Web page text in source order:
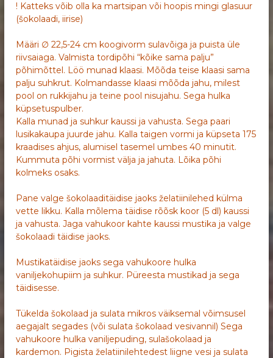
! Katteks võib olla ka martsipan või hoopis mingi glasuur
(šokolaadi, iirise)
Määri ∅ 22,5-24 cm koogivorm sulavõiga ja puista üle
riivsaiaga. Valmista tordipõhi “kõike sama palju”
põhimõttel. Löö munad klaasi. Mõõda teise klaasi sama
palju suhkrut. Kolmandasse klaasi mõõda jahu, milest
pool on rukkijahu ja teine pool nisujahu. Sega hulka
küpsetuspulber.
Kalla munad ja suhkur kaussi ja vahusta. Sega paari
lusikakaupa juurde jahu. Kalla taigen vormi ja küpseta 175
kraadises ahjus, alumisel tasemel umbes 40 minutit.
Kummuta põhi vormist välja ja jahuta. Lõika põhi
kolmeks osaks.
Pane valge šokolaaditäidise jaoks želatiinilehed külma
vette likku. Kalla mõlema täidise rõõsk koor (5 dl) kaussi
ja vahusta. Jaga vahukoor kahte kaussi mustika ja valge
šokolaadi täidise jaoks.
Mustikatäidise jaoks sega vahukoore hulka
vaniljekohupiim ja suhkur. Püreesta mustikad ja sega
täidisesse.
Tükelda šokolaad ja sulata mikros väiksemal võimsusel
aegajalt segades (või sulata šokolaad vesivannil) Sega
vahukoore hulka vaniljepuding, sulašokolaad ja
kardemon. Pigista želatiinilehtedest liigne vesi ja sulata